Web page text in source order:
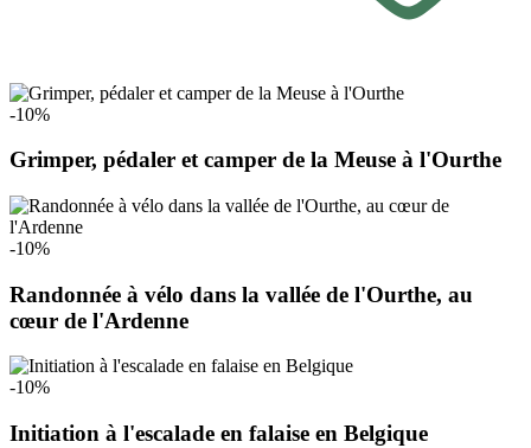
-10%
Grimper, pédaler et camper de la Meuse à l'Ourthe
-10%
Randonnée à vélo dans la vallée de l'Ourthe, au
cœur de l'Ardenne
-10%
Initiation à l'escalade en falaise en Belgique